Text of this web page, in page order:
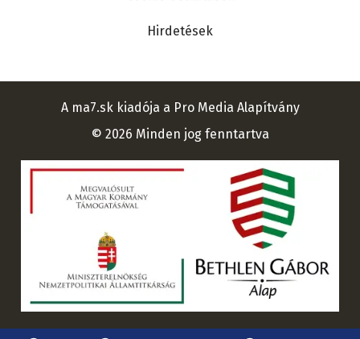
Hirdetések
A ma7.sk kiadója a Pro Media Alapítvány
© 2026 Minden jog fenntartva